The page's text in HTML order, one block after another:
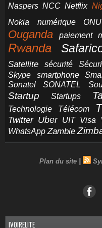
Naspers NCC Netflix
Nokia
numérique ONU
Ouganda paiement
Rwanda
Satellite sécurité
Skype
smartphone
Sonatel
SONATEL
Startup Startups
Technologie
Télécom
Twitter Uber UIT Visa
WhatsApp Zambie
Plan du site |
IVOIRELITE